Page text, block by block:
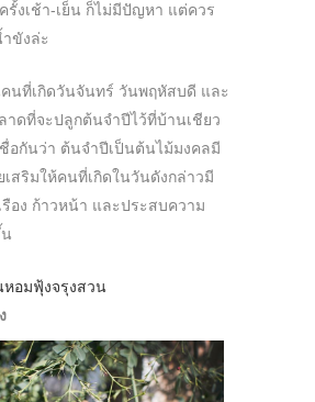
รั้งเช้า-เย็น ก็ไม่มีปัญหา แต่ควร
ขังล่ะ
นที่เกิดวันจันทร์ วันพฤหัสบดี และ
าดที่จะปลูกต้นจำปีไว้ที่บ้านเชียว
ชื่อกันว่า ต้นจำปีเป็นต้นไม้มงคลมี
สริมให้คนที่เกิดในวันดังกล่าวมี
รือง ก้าวหน้า และประสบความ
อมฟุ้งจรุงสวน